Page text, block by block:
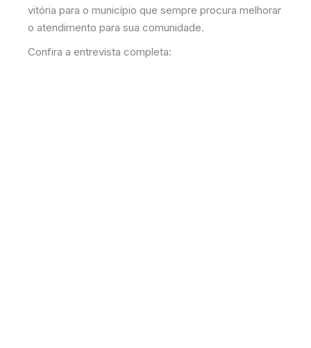
vitória para o município que sempre procura melhorar
o atendimento para sua comunidade.
Confira a entrevista completa: